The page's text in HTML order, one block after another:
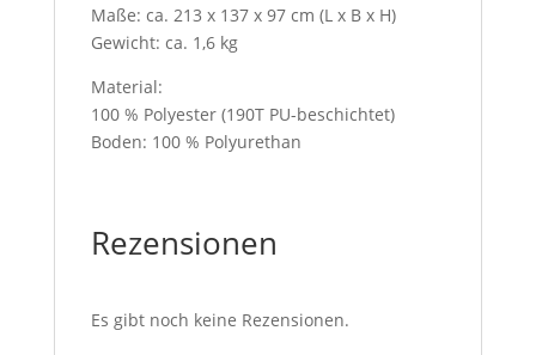
Maße: ca. 213 x 137 x 97 cm (L x B x H)
Gewicht: ca. 1,6 kg
Material:
100 % Polyester (190T PU-beschichtet)
Boden: 100 % Polyurethan
Rezensionen
Es gibt noch keine Rezensionen.